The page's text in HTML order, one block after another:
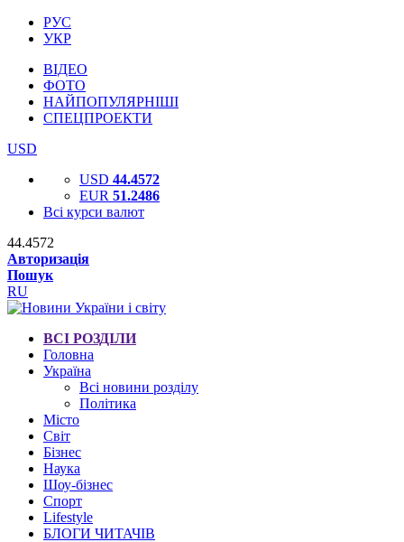
РУС
УКР
ВІДЕО
ФОТО
НАЙПОПУЛЯРНІШІ
СПЕЦПРОЕКТИ
USD
USD 44.4572
EUR 51.2486
Всі курси валют
44.4572
Авторизація
Пошук
RU
ВСІ РОЗДІЛИ
Головна
Україна
Всі новини розділу
Політика
Місто
Світ
Бізнес
Наука
Шоу-бізнес
Спорт
Lifestyle
БЛОГИ ЧИТАЧІВ